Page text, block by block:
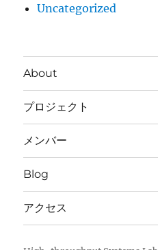
Uncategorized
About
プロジェクト
メンバー
Blog
アクセス